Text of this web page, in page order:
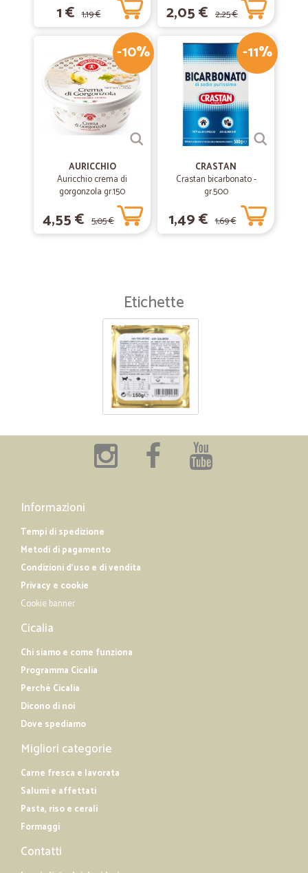
1 € 1,19 € 2,05 € 2,25 €
-10%
AURICCHIO
Auricchio crema di
gorgonzola gr.150
4,55 € 5,05 €
-11%
CRASTAN
Crastan bicarbonato -
gr.500
1,49 € 1,69 €
Etichette
Informazioni
Tempi di spedizione
Metodi di pagamento
Condizioni d'uso e di vendita
Privacy e cookie
Cookie banner
Cicalia
Chi siamo e come funziona
Programma Cicalia
Perché Cicalia
Dicono di noi
Dove spediamo
Migliori categorie
Carne fresca e lavorata
Salumi e affettati
Pasta, riso e cerali
Formaggi
Contatti